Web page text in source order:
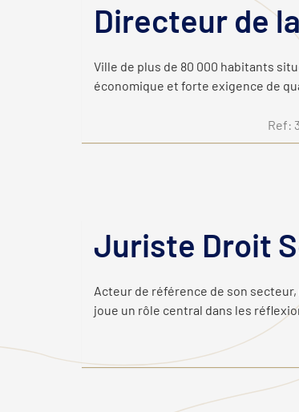
Directeur de
Ville de plus de 80 000 habitants
économique et forte exigence de
Ref:
Juriste Droit
Acteur de référence de son
joue un rôle central dans les